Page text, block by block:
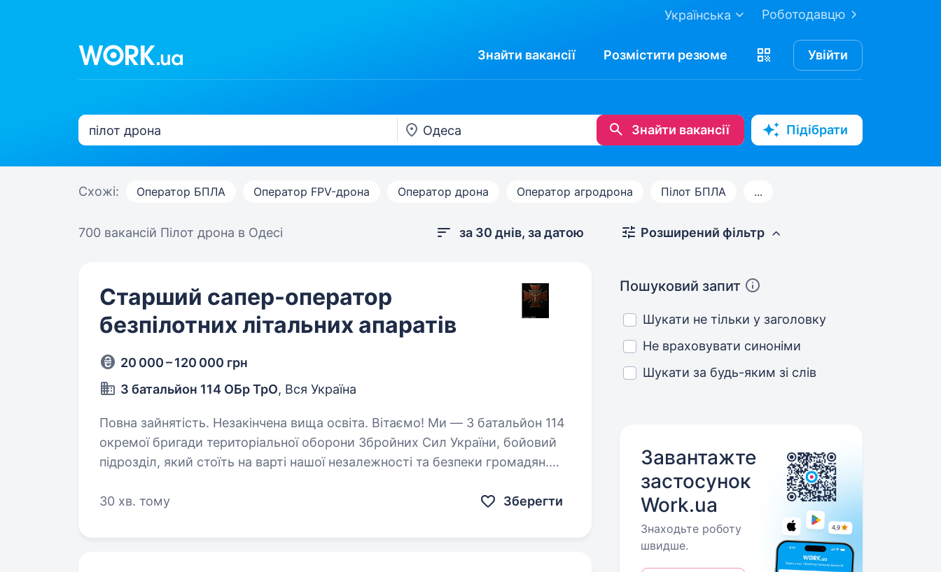
Роботодавцю
Українська
Знайти вакансії Розмістити резюме Увійти
Знайти вакансії Підібрати
Схожі: Оператор БПЛА Оператор FPV-дрона Оператор дрона Оператор агродрона Пілот БПЛА ...
700 вакансій Пілот дрона в Одесі за 30 днів, за датою
Старший сапер-оператор
безпілотних літальних апаратів
20 000 – 120 000 грн
3 батальйон 114 ОБр ТрО, Вся Україна
Повна зайнятість. Незакінчена вища освіта. Вітаємо! Ми — 3 батальйон 114
окремої бригади територіальної оборони Збройних Сил України, бойовий
підрозділ, який стоїть на варті нашої незалежності та безпеки громадян.
30 хв. тому
Зберегти
Розширений фільтр
Пошуковий запит
Шукати не тільки у заголовку
Не враховувати синоніми
Шукати за будь-яким зі слів
Завантажте
застосунок
Work.ua
Знаходьте роботу
швидше.